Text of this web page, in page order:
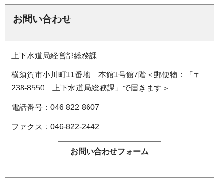
お問い合わせ
上下水道局経営部総務課
横須賀市小川町11番地 本館1号館7階＜郵便物：「〒
238-8550 上下水道局総務課」で届きます＞
電話番号：046-822-8607
ファクス：046-822-2442